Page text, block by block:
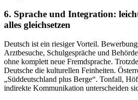
6. Sprache und Integration:
alles gleichsetzen
Deutsch ist ein riesiger Vorteil.
Arztbesuche, Schulgespräche und
ohne komplett neue Fremdsprache.
Deutsche die kulturellen Feinheiten.
„Süddeutschland plus Berge“. Tonfall,
indirekte Kommunikation unterscheiden